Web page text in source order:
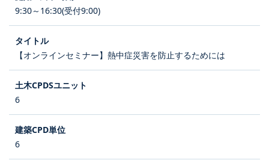
9:30～16:30(受付9:00)
【オンラインセミナー】熱中症災害を防止するためには
6
6